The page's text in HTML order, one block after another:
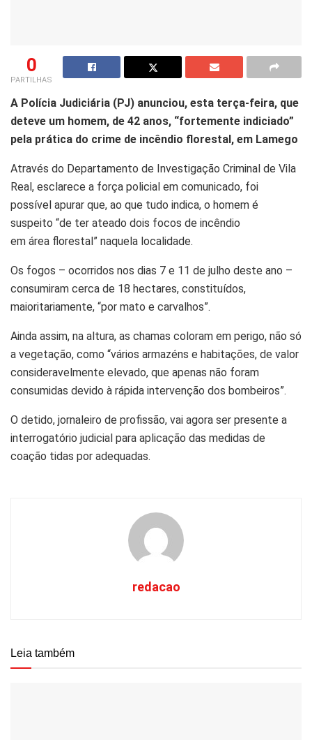
0
PARTILHAS
A Polícia Judiciária (PJ) anunciou, esta terça-feira, que
deteve um homem, de 42 anos, “fortemente indiciado”
pela prática do crime de incêndio florestal, em Lamego
Através do Departamento de Investigação Criminal de Vila
Real, esclarece a força policial em comunicado, foi
possível apurar que, ao que tudo indica, o homem é
suspeito “de ter ateado dois focos de incêndio
em área florestal” naquela localidade.
Os fogos – ocorridos nos dias 7 e 11 de julho deste ano –
consumiram cerca de 18 hectares, constituídos,
maioritariamente, “por mato e carvalhos”.
Ainda assim, na altura, as chamas coloram em perigo, não só
a vegetação, como “vários armazéns e habitações, de valor
consideravelmente elevado, que apenas não foram
consumidas devido à rápida intervenção dos bombeiros”.
O detido, jornaleiro de profissão, vai agora ser presente a
interrogatório judicial para aplicação das medidas de
coação tidas por adequadas.
redacao
Leia também